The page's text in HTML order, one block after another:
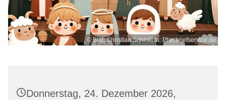
© Bild: Christian Schmitt In: Pfarrbriefservice.de
Donnerstag, 24. Dezember 2026,